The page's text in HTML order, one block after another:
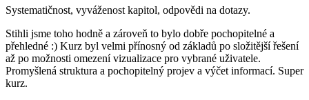
Systematičnost, vyváženost kapitol, odpovědi na dotazy.
Stihli jsme toho hodně a zároveň to bylo dobře pochopitelné a
přehledné :) Kurz byl velmi přínosný od základů po složitější řešení
až po možnosti omezení vizualizace pro vybrané uživatele.
Promyšlená struktura a pochopitelný projev a výčet informací. Super
kurz.